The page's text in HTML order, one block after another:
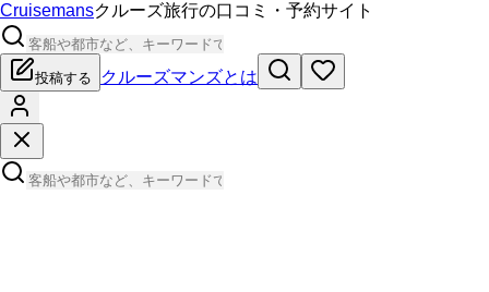
Cruisemansクルーズ旅行の口コミ・予約サイト
投稿する クルーズマンズとは